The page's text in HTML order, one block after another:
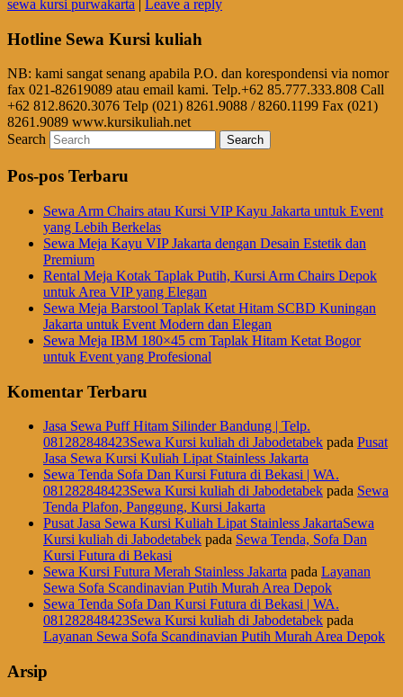
sewa kursi purwakarta Leave a reply
Hotline Sewa Kursi kuliah
NB: kami sangat senang apabila P.O. dan korespondensi via nomor
fax 021-82619089 atau email kami. Telp.+62 85.777.333.808 Call
+62 812.8620.3076 Telp (021) 8261.9088 / 8260.1199 Fax (021)
8261.9089 www.kursikuliah.net
Search
Pos-pos Terbaru
Sewa Arm Chairs atau Kursi VIP Kayu Jakarta untuk Event
yang Lebih Berkelas
Sewa Meja Kayu VIP Jakarta dengan Desain Estetik dan
Premium
Rental Meja Kotak Taplak Putih, Kursi Arm Chairs Depok
untuk Area VIP yang Elegan
Sewa Meja Barstool Taplak Ketat Hitam SCBD Kuningan
Jakarta untuk Event Modern dan Elegan
Sewa Meja IBM 180×45 cm Taplak Hitam Ketat Bogor
untuk Event yang Profesional
Komentar Terbaru
Jasa Sewa Puff Hitam Silinder Bandung | Telp.
081282848423Sewa Kursi kuliah di Jabodetabek pada Pusat
Jasa Sewa Kursi Kuliah Lipat Stainless Jakarta
Sewa Tenda Sofa Dan Kursi Futura di Bekasi | WA.
081282848423Sewa Kursi kuliah di Jabodetabek pada Sewa
Tenda Plafon, Panggung, Kursi Jakarta
Pusat Jasa Sewa Kursi Kuliah Lipat Stainless JakartaSewa
Kursi kuliah di Jabodetabek pada Sewa Tenda, Sofa Dan
Kursi Futura di Bekasi
Sewa Kursi Futura Merah Stainless Jakarta pada Layanan
Sewa Sofa Scandinavian Putih Murah Area Depok
Sewa Tenda Sofa Dan Kursi Futura di Bekasi | WA.
081282848423Sewa Kursi kuliah di Jabodetabek pada
Layanan Sewa Sofa Scandinavian Putih Murah Area Depok
Arsip